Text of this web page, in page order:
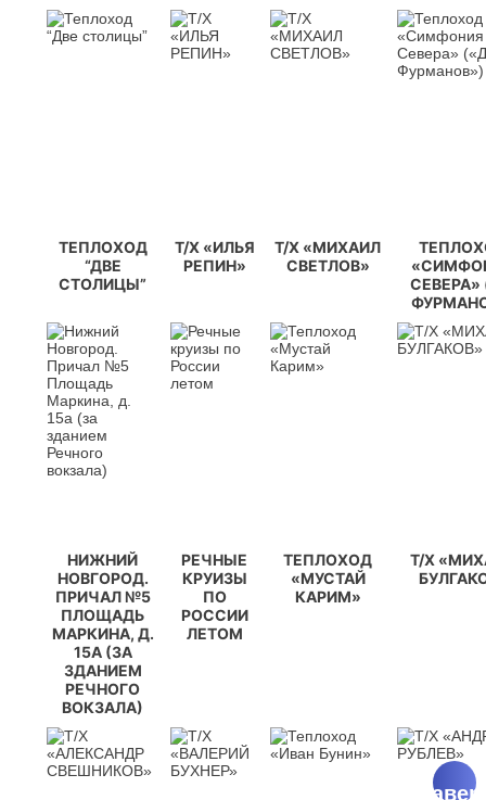
ТЕПЛОХОД
“ДВЕ
СТОЛИЦЫ”
Т/Х «ИЛЬЯ
РЕПИН»
Т/Х «МИХАИЛ
СВЕТЛОВ»
СЕВЕРА»
НИЖНИЙ
НОВГОРОД.
ПРИЧАЛ №5
ПЛОЩАДЬ
МАРКИНА, Д.
15А (ЗА
ЗДАНИЕМ
РЕЧНОГО
ВОКЗАЛА)
РЕЧНЫЕ
КРУИЗЫ
ПО
РОССИИ
ЛЕТОМ
ТЕПЛОХОД
«МУСТАЙ
КАРИМ»
Т/Х